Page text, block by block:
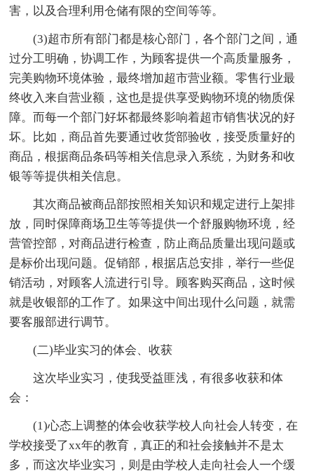
害，以及合理利用仓储有限的空间等等。
(3)超市所有部门都是核心部门，各个部门之间，通
过分工明确，协调工作，为顾客提供一个高质量服务，
完美购物环境体验，最终增加超市营业额。零售行业最
终收入来自营业额，这也是提供享受购物环境的物质保
障。而每一个部门好坏都最终影响着超市销售状况的好
坏。比如，商品首先要通过收货部验收，接受质量好的
商品，根据商品条码等相关信息录入系统，为财务和收
银等等提供相关信息。
其次商品被商品部按照相关知识和规定进行上架排
放，同时保障商场卫生等等提供一个舒服购物环境，经
营管控部，对商品进行检查，防止商品质量出现问题或
是标价出现问题。促销部，根据店总安排，举行一些促
销活动，对顾客人流进行引导。顾客购买商品，这时候
就是收银部的工作了。如果这中间出现什么问题，就需
要客服部进行调节。
(二)毕业实习的体会、收获
这次毕业实习，使我受益匪浅，有很多收获和体
会：
(1)心态上调整的体会收获学校人向社会人转变，在
学校接受了xx年的教育，真正的和社会接触并不是太
多，而这次毕业实习，则是由学校人走向社会人一个缓